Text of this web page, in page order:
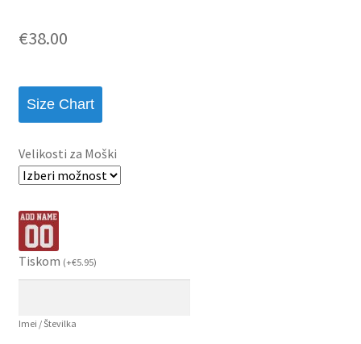
podlagi ocene
€38.00
Size Chart
Velikosti za Moški
Tiskom (+€5.95)
Imei / Številka